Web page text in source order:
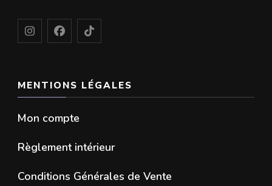
MENTIONS LÉGALES
Mon compte
Règlement intérieur
Conditions Générales de Vente